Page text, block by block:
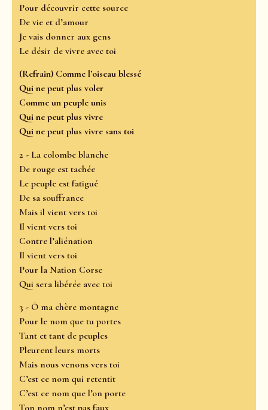
Pour découvrir cette source
De vie et d’amour
Je vais donner aux gens
Le désir de vivre avec toi
(Refrain) Comme l’oiseau blessé
Qui ne peut plus voler
Comme un peuple unis
Qui ne peut plus vivre
Qui ne peut plus vivre sans toi
2 - La colombe blanche
De rouge est tachée
Le peuple est fatigué
De sa souffrance
Mais il vient vers toi
Il vient vers toi
Contre l’aliénation
Il vient vers toi
Pour la Nation Corse
Qui sera libérée avec toi
3 - Ô ma chère montagne
Pour le nom que tu portes
Tant et tant de peuples
Pleurent leurs morts
Mais nous venons vers toi
C’est ce nom qui retentit
C’est ce nom que l’on porte